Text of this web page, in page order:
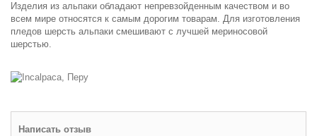
Изделия из альпаки обладают непревзойденным качеством и во
всем мире относятся к самым дорогим товарам. Для изготовления
пледов шерсть альпаки смешивают с лучшей мериносовой
шерстью.
Написать отзыв